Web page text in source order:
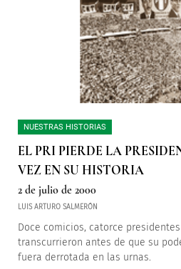
NUESTRAS HISTORIAS
EL PRI PIERDE LA
VEZ EN SU HISTORIA
2 de julio de 2000
LUIS ARTURO SALMERÓN
Doce comicios, catorce
transcurrieron antes de que su
fuera derrotada en las urnas.